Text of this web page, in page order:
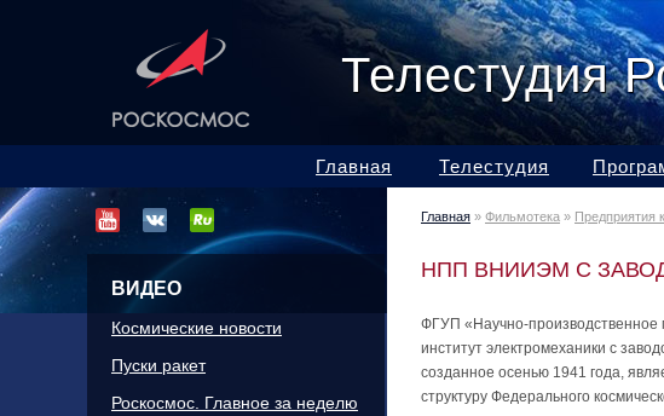
Телестудия
Главная Телестудия
ВИДЕО
Космические новости
Пуски ракет
Роскосмос. Главное за неделю
Главная » Фильмотека » Предприятия
НПП ВНИИЭМ С
ФГУП «Научно-производственное
институт электромеханики с
созданное осенью 1941 года,
структуру Федерального